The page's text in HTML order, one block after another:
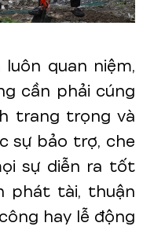
quan niệm,
cần phải cúng
trang trọng và
sự bảo trợ, che
sự diễn ra tốt
phát tài, thuận
hay lễ động